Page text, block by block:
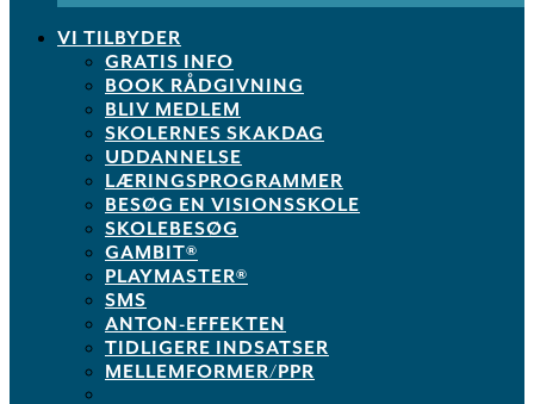
VI TILBYDER
GRATIS INFO
BOOK RÅDGIVNING
BLIV MEDLEM
SKOLERNES SKAKDAG
UDDANNELSE
LÆRINGSPROGRAMMER
BESØG EN VISIONSSKOLE
SKOLEBESØG
GAMBIT®
PLAYMASTER®
SMS
ANTON-EFFEKTEN
TIDLIGERE INDSATSER
MELLEMFORMER/PPR